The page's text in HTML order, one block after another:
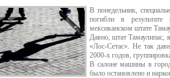
В понедельник,
погибли в результате
мексиканском штате
Давно, штат Тамаулипас,
«Лос-Сетас». Не так
2000-х годов,
В салоне машины в
было остановлено и